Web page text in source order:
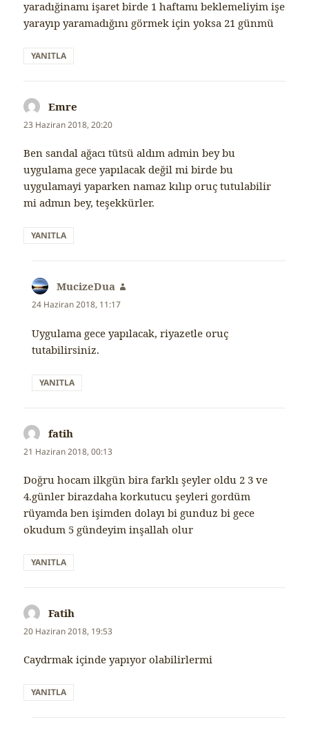
yaradığinamı işaret birde 1 haftamı beklemeliyim işe
yarayıp yaramadığını görmek için yoksa 21 günmü
YANITLA
Emre
ki:
23 Haziran 2018, 20:20
Ben sandal ağacı tütsü aldım admin bey bu
uygulama gece yapılacak değil mi birde bu
uygulamayi yaparken namaz kılıp oruç tutulabilir
mi admın bey, teşekkürler.
YANITLA
MucizeDua
24 Haziran 2018, 11:17
Uygulama gece yapılacak, riyazetle oruç
tutabilirsiniz.
YANITLA
fatih
ki:
21 Haziran 2018, 00:13
Doğru hocam ilkgün bira farklı şeyler oldu 2 3 ve
4.günler birazdaha korkutucu şeyleri gordüm
rüyamda ben işimden dolayı bi gunduz bi gece
okudum 5 gündeyim inşallah olur
YANITLA
Fatih
ki:
20 Haziran 2018, 19:53
Caydrmak içinde yapıyor olabilirlermi
YANITLA